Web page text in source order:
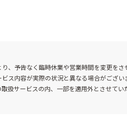
、予告なく臨時休業や営業時間を変更をさ
ス内容が実際の状況と異なる場合がござい
扱サービスの内、一部を適用外とさせてい